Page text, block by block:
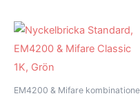
EM4200 & Mifare